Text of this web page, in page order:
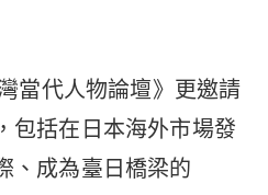
當代人物論壇》更邀請
包括在日本海外市場發
、成為臺日橋梁的